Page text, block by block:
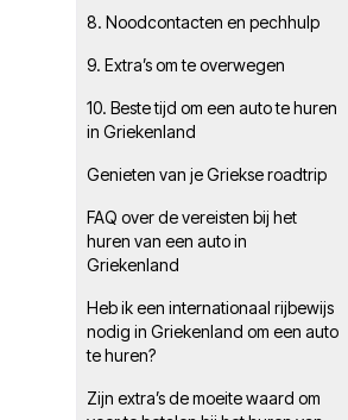
8. Noodcontacten en pechhulp
9. Extra’s om te overwegen
10. Beste tijd om een auto te huren
in Griekenland
Genieten van je Griekse roadtrip
FAQ over de vereisten bij het
huren van een auto in
Griekenland
Heb ik een internationaal rijbewijs
nodig in Griekenland om een auto
te huren?
Zijn extra’s de moeite waard om